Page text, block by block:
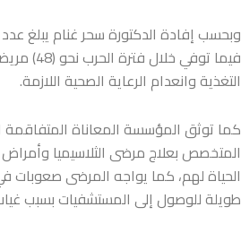
التغذية وانعدام الرعاية الصحية اللازمة.
كما توثق المؤسسة المعاناة
المتخصص بعلاج مرضى الثلاسيميا
الحياة لهم، كما يواجه المرضى
طويلة للوصول إلى المستشفيات بسبب